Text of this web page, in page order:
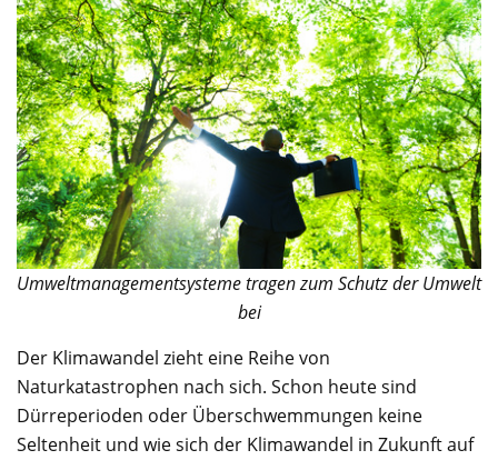
Umweltmanagementsysteme tragen zum Schutz der Umwelt
bei
Der Klimawandel zieht eine Reihe von
Naturkatastrophen nach sich. Schon heute sind
Dürreperioden oder Überschwemmungen keine
Seltenheit und wie sich der Klimawandel in Zukunft auf